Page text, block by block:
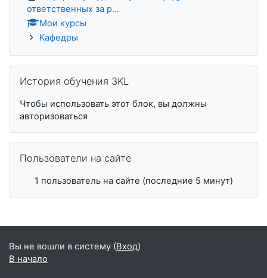
ответственных за р...
Мои курсы
Кафедры
История обучения 3KL
Чтобы использовать этот блок, вы должны
авторизоваться
Пользователи на сайте
1 пользователь на сайте (последние 5 минут)
Вы не вошли в систему (Вход)
В начало